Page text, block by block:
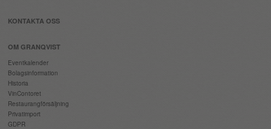
KONTAKTA OSS
OM GRANQVIST
Eventkalender
Bolagsinformation
Historia
VinContoret
Restaurangförsäljning
Privatimport
GDPR